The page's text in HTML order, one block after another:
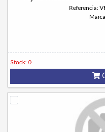
Referencia:
Stock: 0